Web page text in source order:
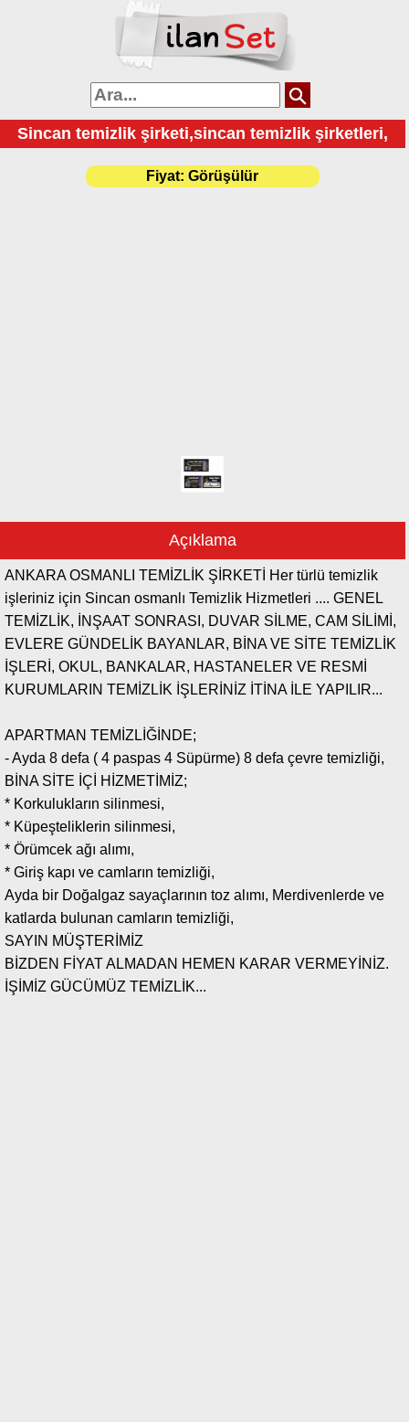
Sincan temizlik şirketi,sincan temizlik şirketleri,
Fiyat: Görüşülür
Açıklama
ANKARA OSMANLI TEMİZLİK ŞİRKETİ Her türlü temizlik
işleriniz için Sincan osmanlı Temizlik Hizmetleri .... GENEL
TEMİZLİK, İNŞAAT SONRASI, DUVAR SİLME, CAM SİLİMİ,
EVLERE GÜNDELİK BAYANLAR, BİNA VE SİTE TEMİZLİK
İŞLERİ, OKUL, BANKALAR, HASTANELER VE RESMİ
KURUMLARIN TEMİZLİK İŞLERİNİZ İTİNA İLE YAPILIR...
APARTMAN TEMİZLİĞİNDE;
- Ayda 8 defa ( 4 paspas 4 Süpürme) 8 defa çevre temizliği,
BİNA SİTE İÇİ HİZMETİMİZ;
* Korkulukların silinmesi,
* Küpeşteliklerin silinmesi,
* Örümcek ağı alımı,
* Giriş kapı ve camların temizliği,
Ayda bir Doğalgaz sayaçlarının toz alımı, Merdivenlerde ve
katlarda bulunan camların temizliği,
SAYIN MÜŞTERİMİZ
BİZDEN FİYAT ALMADAN HEMEN KARAR VERMEYİNİZ.
İŞİMİZ GÜCÜMÜZ TEMİZLİK...